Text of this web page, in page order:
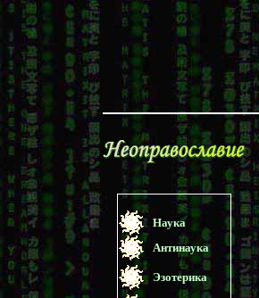
Наука
Антинаука
Эзотерика